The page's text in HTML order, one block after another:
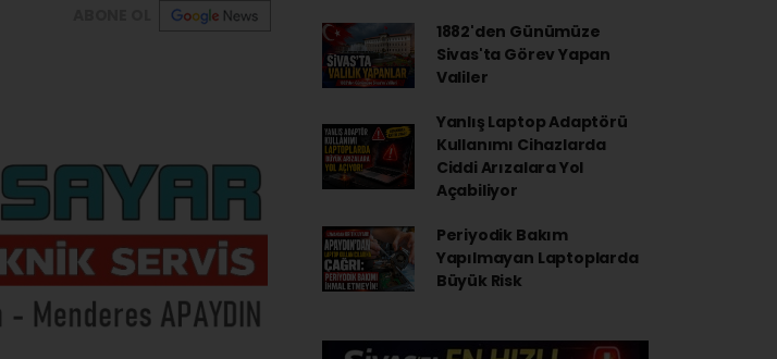
1882'den Günümüze
Sivas'ta Görev Yapan
Valiler
Yanlış Laptop Adaptörü
Kullanımı Cihazlarda
Ciddi Arızalara Yol
Açabiliyor
Periyodik Bakım
Yapılmayan Laptoplarda
Büyük Risk